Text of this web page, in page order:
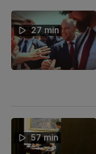
27 min
57 min